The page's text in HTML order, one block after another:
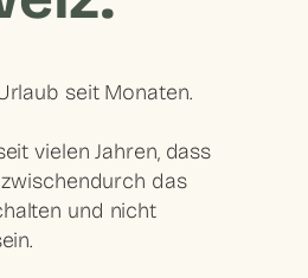
seit Monaten.
vielen Jahren, dass
das
und nicht